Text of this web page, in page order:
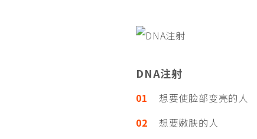
DNA注射
01 想要使脸部变亮的人
02 想要嫩肤的人